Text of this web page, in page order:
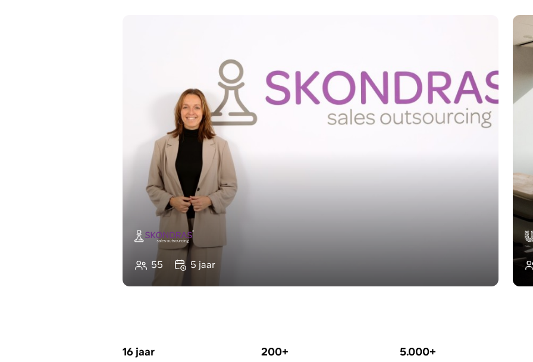
"Dankzij Flexas.com hebben wij binnen no-time de
55 5 jaar
16 jaar 200+ 5.000+